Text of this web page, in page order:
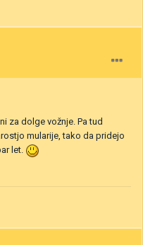
za dolge vožnje. Pa tud
mularije, tako da pridejo
let.